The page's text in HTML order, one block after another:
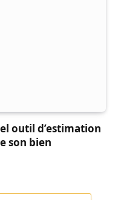
outil d’estimation
son bien